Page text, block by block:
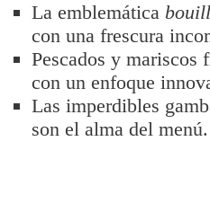
La emblemática
con una frescura
Pescados y mariscos
con un enfoque
Las imperdibles
son el alma del menú.